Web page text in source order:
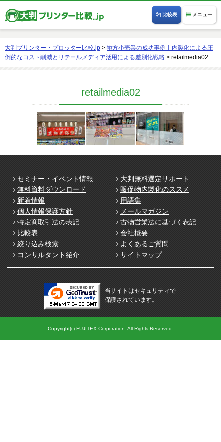
メニュー
比較表
大判プリンター・プロッター比較.jp > 地方小売業の成功事例丨内製化による圧
倒的なコスト削減とリテールメディア活用による差別化戦略 > retailmedia02
retailmedia02
セミナー・イベント情報
大判無料選定サポート
無料資料ダウンロード
販促物内製化のススメ
新着情報
用語集
個人情報保護方針
メールマガジン
特定商取引法の表記
古物営業法に基づく表記
比較表
会社概要
絞り込み検索
よくあるご質問
コンサルタント紹介
サイトマップ
当サイトはセキュリティで
保護されています。
Copyright(c) FUJITEX Corporation. All Rights Reserved.